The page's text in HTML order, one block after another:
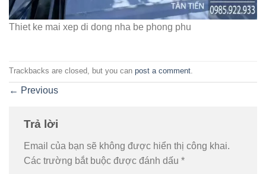
Thiet ke mai xep di dong nha be phong phu
Trackbacks are closed, but you can post a comment.
← Previous
Trả lời
Email của bạn sẽ không được hiển thị công khai.
Các trường bắt buộc được đánh dấu *